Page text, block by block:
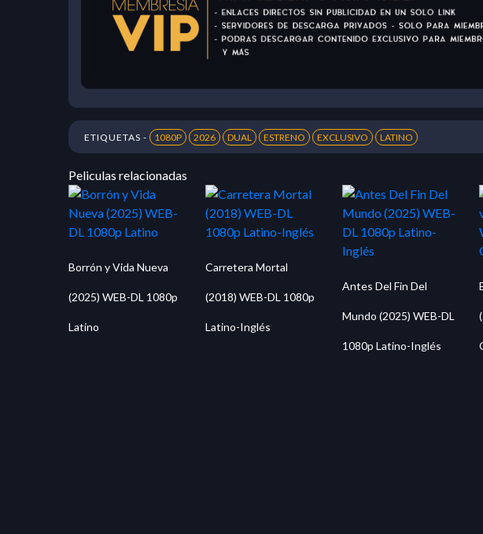
ETIQUETAS - 1080P 2026 DUAL ESTRENO EXCLUSIVO LATINO
Peliculas relacionadas
Borrón y Vida Nueva
(2025) WEB-DL 1080p
Latino
Carretera Mortal
(2018) WEB-DL 1080p
Latino-Inglés
Antes Del Fin Del
Mundo (2025) WEB-DL
1080p Latino-Inglés